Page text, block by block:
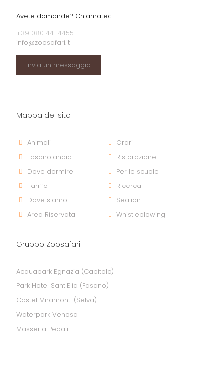
Avete domande? Chiamateci
+39 080 441 4455
info@zoosafari.it
Invia un messaggio
Mappa del sito
Animali
Fasanolandia
Dove dormire
Tariffe
Dove siamo
Area Riservata
Orari
Ristorazione
Per le scuole
Ricerca
Sealion
Whistleblowing
Gruppo Zoosafari
Acquapark Egnazia (Capitolo)
Park Hotel Sant'Elia (Fasano)
Castel Miramonti (Selva)
Waterpark Venosa
Masseria Pedali